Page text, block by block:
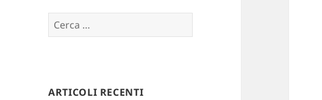
Ricerca
per:
ARTICOLI RECENTI